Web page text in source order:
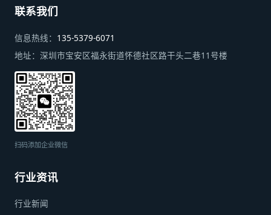
联系我们
信息热线： 135-5379-6071
地址： 深圳市宝安区福永街道怀德社区路干头二巷11号楼
扫码添加企业微信
行业资讯
行业新闻